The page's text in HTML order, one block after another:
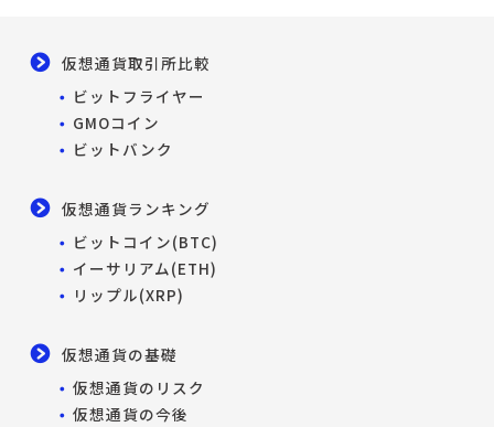
仮想通貨取引所比較
ビットフライヤー
GMOコイン
ビットバンク
仮想通貨ランキング
ビットコイン(BTC)
イーサリアム(ETH)
リップル(XRP)
仮想通貨の基礎
仮想通貨のリスク
仮想通貨の今後